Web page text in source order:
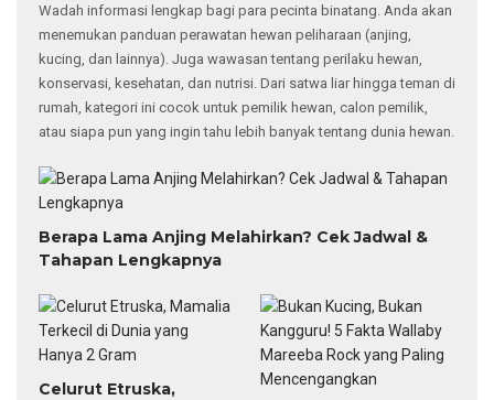
Wadah informasi lengkap bagi para pecinta binatang. Anda akan
menemukan panduan perawatan hewan peliharaan (anjing,
kucing, dan lainnya). Juga wawasan tentang perilaku hewan,
konservasi, kesehatan, dan nutrisi. Dari satwa liar hingga teman di
rumah, kategori ini cocok untuk pemilik hewan, calon pemilik,
atau siapa pun yang ingin tahu lebih banyak tentang dunia hewan.
Berapa Lama Anjing Melahirkan? Cek Jadwal &
Tahapan Lengkapnya
Celurut Etruska,